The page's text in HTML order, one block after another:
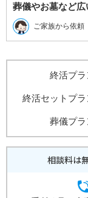
葬儀やお墓など
ご家族から依頼
終活プラ
終活セットプラ
葬儀プラ
相談料は